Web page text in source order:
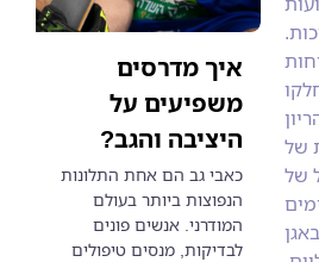
איך מדרסים
משפיעים על
היציבה והגב?
כאבי גב הם אחת התלונות
הנפוצות ביותר בעולם
המודרני. אנשים פונים
לבדיקות, מנסים טיפולים